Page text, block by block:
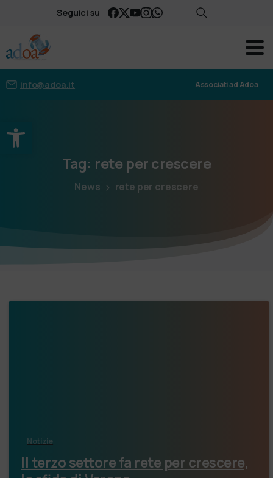
Apri la barra degli strumenti
Seguici su
info@adoa.it Associati ad Adoa
Tag: rete percrescere
News rete per crescere
Notizie
Il terzo settore fa rete per crescere,